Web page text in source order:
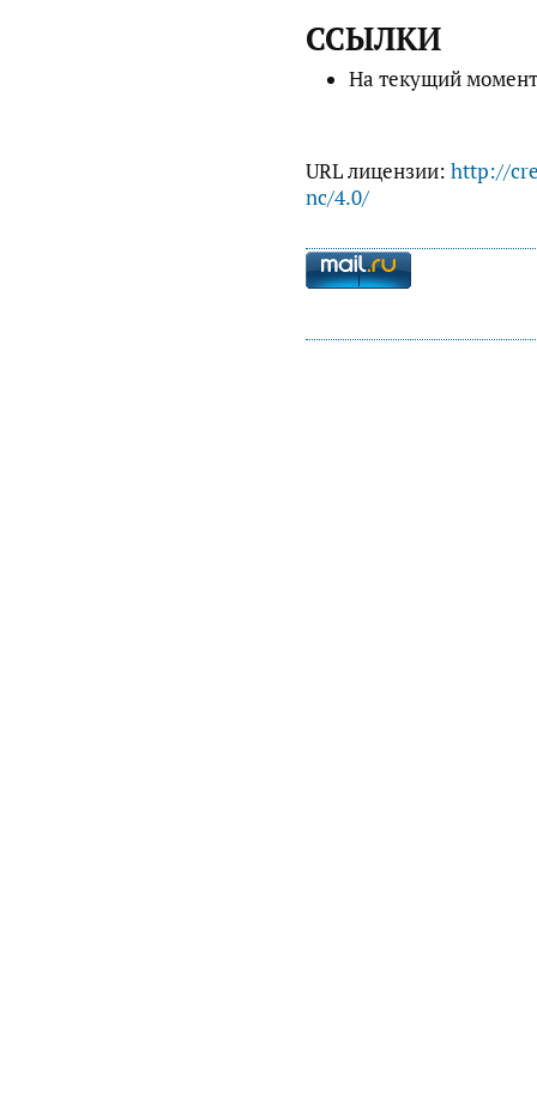
ССЫЛКИ
На текущий
URL лицензии: http://
nc/4.0/